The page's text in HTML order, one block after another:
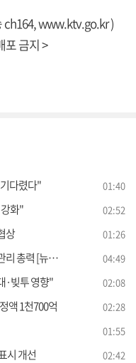
ch164,www.ktv.go.kr)
금지 >
다렸다" 01:40
화" 02:52
상 01:26
[뉴스의 맥] 04:49
·빚투 영향" 02:08
액 1천700억 02:28
01:55
시 개선 02:42